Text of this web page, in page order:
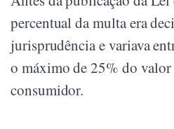
percentual da multa era
jurisprudência e variava
o máximo de 25% do
consumidor.